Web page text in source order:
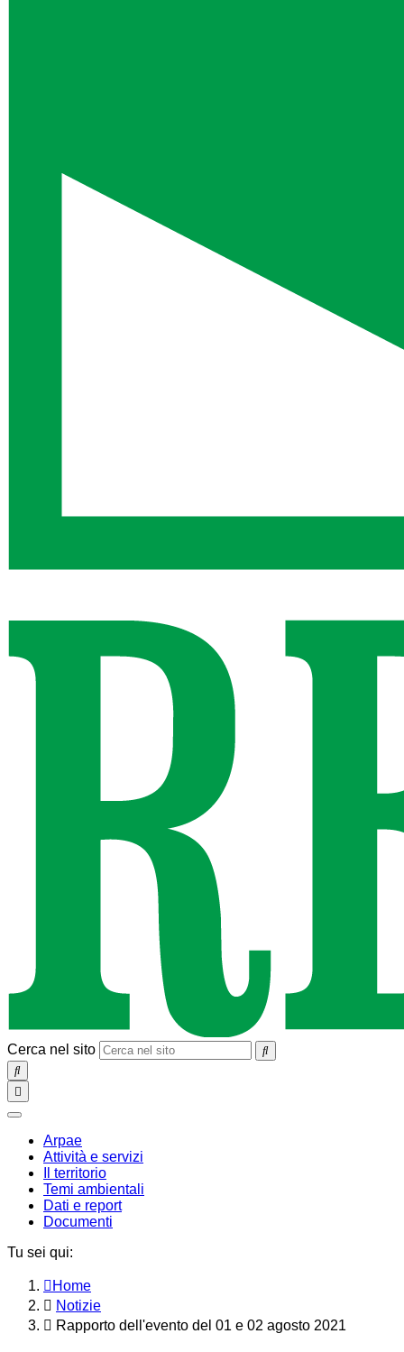
Cerca nel sito
SEARCH
Toggle
navigation
chiudi
Arpae
Attività e servizi
Il territorio
Temi ambientali
Dati e report
Documenti
Tu sei qui:
Home
Notizie
Rapporto dell'evento del 01 e 02 agosto 2021